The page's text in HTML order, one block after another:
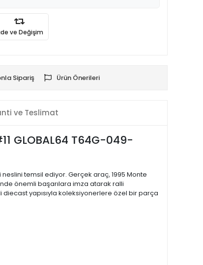
ve Değişim
Sipariş Ürün Önerileri
ve Teslimat
GLOBAL64 T64G-049-
temsil ediyor. Gerçek araç, 1995 Monte
önemli başarılara imza atarak ralli
diecast yapısıyla koleksiyonerlere özel bir parça